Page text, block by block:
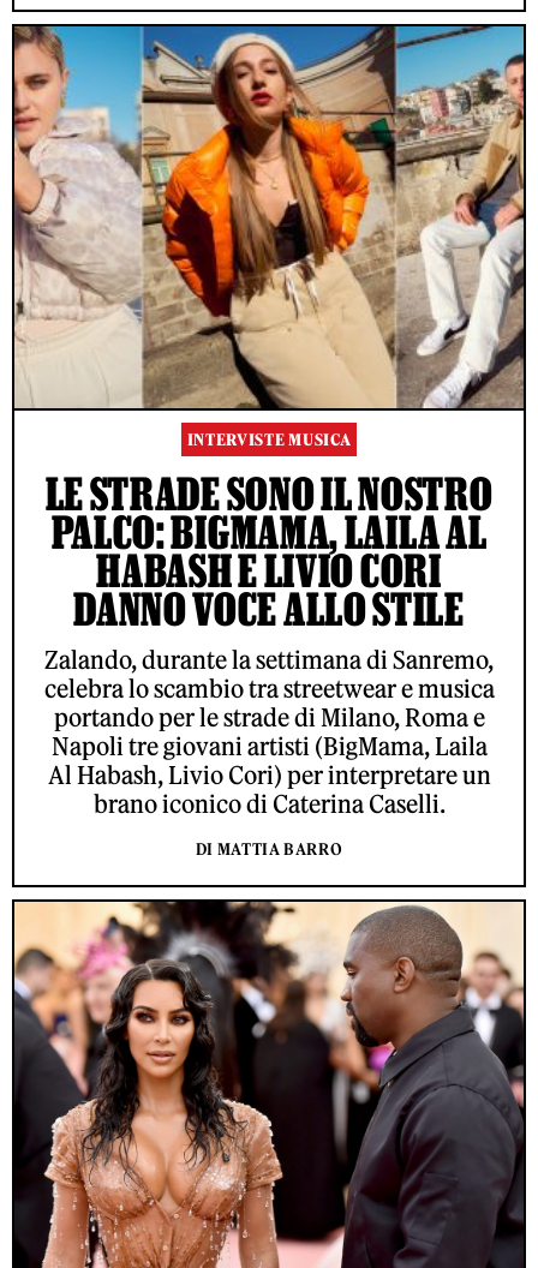
INTERVISTE MUSICA
LE STRADE SONO IL NOSTRO
PALCO: BIGMAMA, LAILA AL
HABASH E LIVIO CORI
DANNO VOCE ALLO STILE
Zalando, durante la settimana di Sanremo,
celebra lo scambio tra streetwear e musica
portando per le strade di Milano, Roma e
Napoli tre giovani artisti (BigMama, Laila
Al Habash, Livio Cori) per interpretare un
brano iconico di Caterina Caselli.
DI MATTIA BARRO